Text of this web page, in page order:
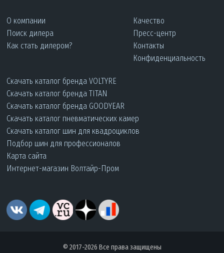
О компании
Поиск дилера
Как стать дилером?
Качество
Пресс-центр
Контакты
Конфиденциальность
Скачать каталог бренда VOLTYRE
Скачать каталог бренда TITAN
Скачать каталог бренда GOODYEAR
Скачать каталог пневматических камер
Скачать каталог шин для квадроциклов
Подбор шин для профессионалов
Карта сайта
Интернет-магазин Волтайр-Пром
© 2017-2026 Все права защищены